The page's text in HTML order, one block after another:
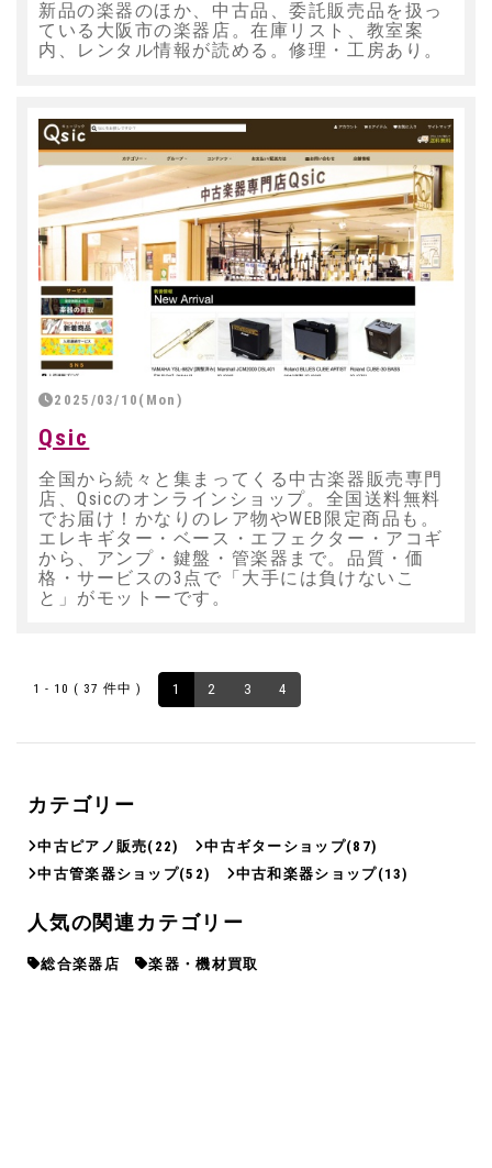
新品の楽器のほか、中古品、委託販売品を扱っ
ている大阪市の楽器店。在庫リスト、教室案
内、レンタル情報が読める。修理・工房あり。
2025/03/10(Mon)
Qsic
全国から続々と集まってくる中古楽器販売専門
店、Qsicのオンラインショップ。全国送料無料
でお届け！かなりのレア物やWEB限定商品も。
エレキギター・ベース・エフェクター・アコギ
から、アンプ・鍵盤・管楽器まで。品質・価
格・サービスの3点で「大手には負けないこ
と」がモットーです。
1 - 10 ( 37 件中 ) 1 2 3 4
カテゴリー
中古ピアノ販売(22) 中古ギターショップ(87)
中古管楽器ショップ(52) 中古和楽器ショップ(13)
人気の関連カテゴリー
総合楽器店 楽器・機材買取